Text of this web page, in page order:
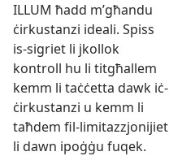
ILLUM ħadd m’għandu
ċirkustanzi ideali. Spiss
is-sigriet li jkollok
kontroll hu li titgħallem
kemm li taċċetta dawk iċ-
ċirkustanzi u kemm li
taħdem fil-limitazzjonijiet
li dawn ipoġġu fuqek.